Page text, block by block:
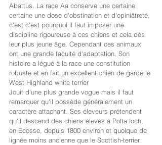
Abattus. La race Aa conserve une certaine
certaine une dose d'obstination et d'opiniâtreté,
c'est c'est pourquoi il faut imposer une
discipline rigoureuse à ces chiens et cela dès
leur plus jeune âge. Cependant ces animaux
ont une grande faculté d'adaptation. Son
histoire a légué à la race une constitution
robuste et en fait un excellent chien de garde le
West Highland white terrier
Jouit d'une plus grande vogue mais il faut
remarquer qu'il possède généralement un
caractère attachant. Ses éleveurs prétendent
qu'il descend des chiens élevés à Polta loch,
en Ecosse, depuis 1800 environ et quoique de
lignée moins ancienne que le Scottish-terrier